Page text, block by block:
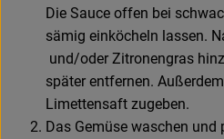
Die Sauce offen bei
sämig einköcheln lassen.
und/oder Zitronengras
später entfernen.
Limettensaft zugeben.
Das Gemüse waschen und